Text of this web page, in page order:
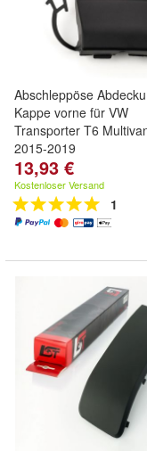
Abschleppöse
Kappe vorne für VW
Transporter T6
2015-2019
13,93 €
Kostenloser Versand
1